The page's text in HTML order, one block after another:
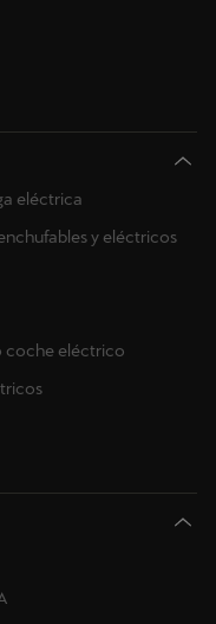
eléctrica
y eléctricos
coche eléctrico